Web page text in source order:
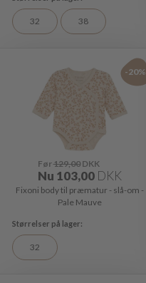
32 38
-20%
Før129,00DKK
Nu 103,00 DKK
Fixoni body til præmatur - slå-om -
Pale Mauve
32